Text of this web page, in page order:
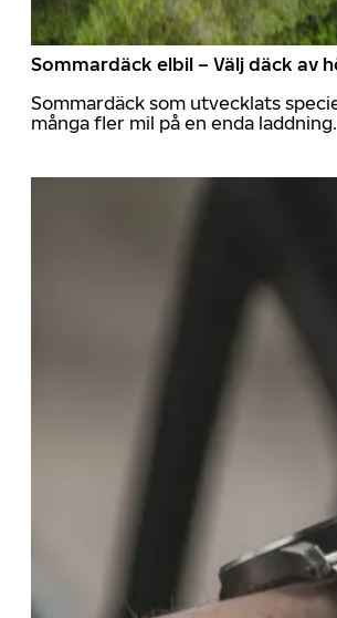
Sommardäck elbil – Välj däck av
Sommardäck som utvecklats
många fler mil på en enda laddning.